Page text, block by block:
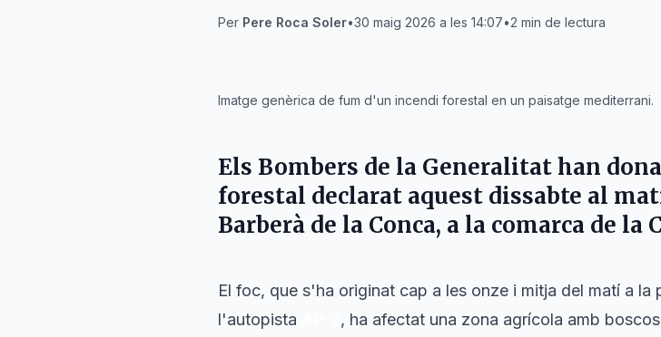
Per Pere Roca Soler•30 maig 2026 a les 14:07•2 min de lectura
Imatge genèrica de fum d'un incendi forestal en un paisatge mediterrani.
Els Bombers de la Generalitathan
forestal declarat aquest dissabte al
Barberà de la Conca, a la comarca de la
El foc, que s'ha originat cap a les onze i mitja del matí a la
l'autopista
, ha afectat una zona agrícola amb